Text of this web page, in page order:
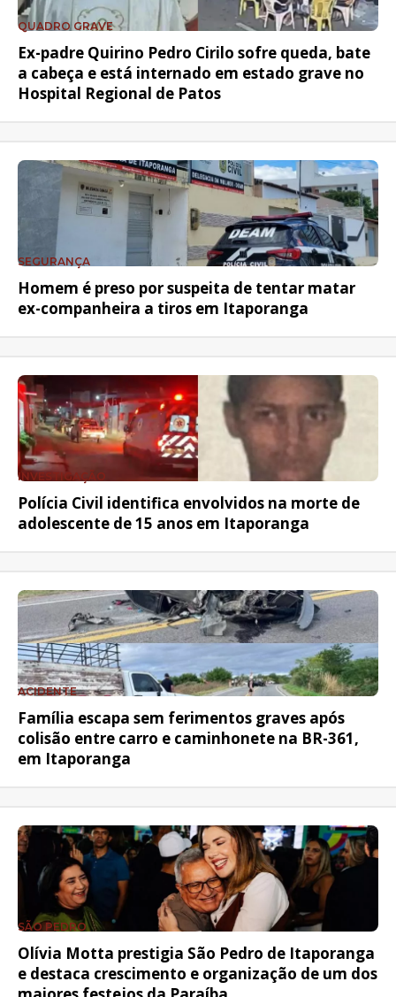
QUADRO GRAVE
Ex-padre Quirino Pedro Cirilo sofre queda, bate
a cabeça e está internado em estado grave no
Hospital Regional de Patos
SEGURANÇA
Homem é preso por suspeita de tentar matar
ex-companheira a tiros em Itaporanga
INVESTIGAÇÃO
Polícia Civil identifica envolvidos na morte de
adolescente de 15 anos em Itaporanga
ACIDENTE
Família escapa sem ferimentos graves após
colisão entre carro e caminhonete na BR-361,
em Itaporanga
SÃO PEDRO
Olívia Motta prestigia São Pedro de Itaporanga
e destaca crescimento e organização de um dos